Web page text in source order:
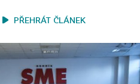
PŘEHRÁT ČLÁNEK